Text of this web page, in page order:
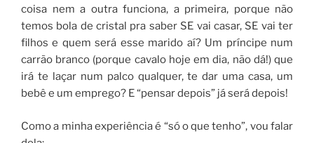
coisa nem a outra funciona, a primeira, porque não
temos bola de cristal pra saber SE vai casar, SE vai ter
filhos e quem será esse marido aí? Um príncipe num
carrão branco (porque cavalo hoje em dia, não dá!) que
irá te laçar num palco qualquer, te dar uma casa, um
bebê e um emprego? E “pensar depois” já será depois!
Como a minha experiência é “só o que tenho”, vou falar